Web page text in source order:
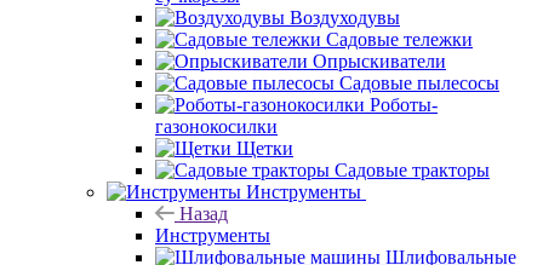
Воздуходувы
Садовые тележки
Опрыскиватели
Садовые пылесосы
Роботы-
газонокосилки
Щетки
Садовые тракторы
Инструменты
Назад
Инструменты
Шлифовальные